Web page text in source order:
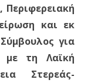
και εκ
για
με τη Λαϊκή
Στερεάς-